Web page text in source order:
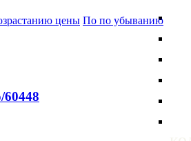
цены По по убыванию